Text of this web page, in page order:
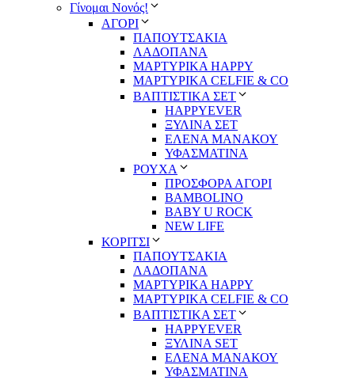
Γίνομαι Νονός!
ΑΓΟΡΙ
ΠΑΠΟΥΤΣΑΚΙΑ
ΛΑΔΟΠΑΝΑ
ΜΑΡΤΥΡΙΚΑ HAPPY
ΜΑΡΤΥΡΙΚΑ CELFIE & CO
ΒΑΠΤΙΣΤΙΚΑ ΣΕΤ
HAPPYEVER
ΞΥΛΙΝΑ ΣΕΤ
ΕΛΕΝΑ ΜΑΝΑΚΟΥ
ΥΦΑΣΜΑΤΙΝΑ
ΡΟΥΧΑ
ΠΡΟΣΦΟΡΑ ΑΓΟΡΙ
BAMBOLINO
BABY U ROCK
NEW LIFE
ΚΟΡΙΤΣΙ
ΠΑΠΟΥΤΣΑΚΙΑ
ΛΑΔΟΠΑΝΑ
ΜΑΡΤΥΡΙΚΑ HAPPY
ΜΑΡΤΥΡΙΚΑ CELFIE & CO
ΒΑΠΤΙΣΤΙΚΑ ΣΕΤ
HAPPYEVER
ΞΥΛΙΝΑ SET
ΕΛΕΝΑ ΜΑΝΑΚΟΥ
ΥΦΑΣΜΑΤΙΝΑ